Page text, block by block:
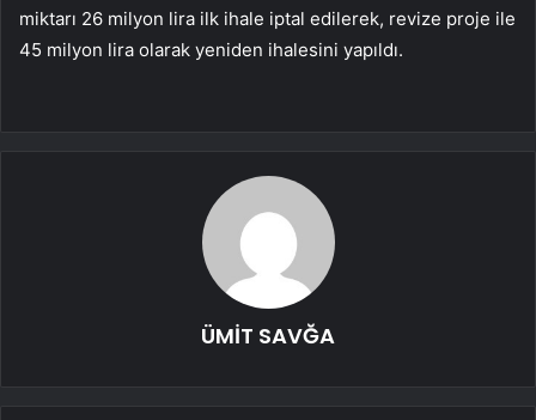
miktarı 26 milyon lira ilk ihale iptal edilerek, revize proje ile
45 milyon lira olarak yeniden ihalesini yapıldı.
ÜMİT SAVĞA